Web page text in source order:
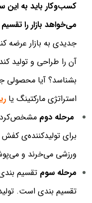
کسب‌وکار باید به
می‌خواهد بازار را
جدیدی به بازار عرضه
آن را طراحی و تولید
بشناسد؟ آیا محصولی
استراتژی مارکتینگ یا
مرحله‌ دوم
برای تولید‌کننده‌ی
ورزشی می‌خرند و
مرحله سوم تقسیم
تقسیم بندی است.